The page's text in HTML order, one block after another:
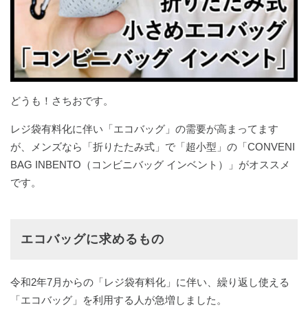
どうも！さちおです。
レジ袋有料化に伴い「エコバッグ」の需要が高まってます
が、メンズなら「折りたたみ式」で「超小型」の「CONVENI
BAG INBENTO（コンビニバッグ インベント）」がオススメ
です。
エコバッグに求めるもの
令和2年7月からの「レジ袋有料化」に伴い、繰り返し使える
「エコバッグ」を利用する人が急増しました。